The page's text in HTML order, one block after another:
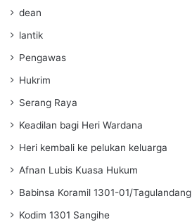
dean
lantik
Pengawas
Hukrim
Serang Raya
Keadilan bagi Heri Wardana
Heri kembali ke pelukan keluarga
Afnan Lubis Kuasa Hukum
Babinsa Koramil 1301-01/Tagulandang
Kodim 1301 Sangihe